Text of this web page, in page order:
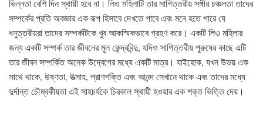
ভিন্নতা বেশি দিন স্থায়ী হবে না। লিও মহিলাটি তার সাগিত্তরীয় সঙ্গীর চঞ্চলতা তাদের
সম্পর্কের প্রতি অবজ্ঞার এক রূপ হিসাবে দেখতে পাবে এবং মনে হতে পারে যে
ধনুত্তরীয়রা তাদের সম্পর্কটিকে খুব আকস্মিকভাবে গ্রহণ করে। একটি লিও মহিলার
জন্য একটি সম্পর্ক তার জীবনের মূল কেন্দ্রবিন্দু, যদিও সাগিত্তরীয় পুরুষের কাছে এটি
তার জীবন সম্পর্কিত অনেক উদ্বেগের মধ্যে একটি মাত্র। যাইহোক, যখন উভয় এক
সাথে থাকে, উষ্ণতা, উত্সাহ, প্রাণশক্তি এবং আনন্দ সেখানে থাকে এবং তাদের মধ্যে
দুর্দান্ত চৌম্বকীয়তা এই সাহচর্যকে চিরকাল স্থায়ী হওয়ার এক শক্ত ভিত্তি দেয়।